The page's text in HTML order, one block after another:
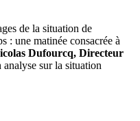
de la situation de
: une matinée consacrée à
Dufourcq, Directeur
analyse sur la situation